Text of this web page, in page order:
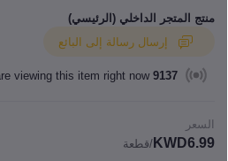
منتج المتجر الداخلي (الرئيسي)
9137
people are viewing this item right now
السعر
KWD6.99 /قطعة